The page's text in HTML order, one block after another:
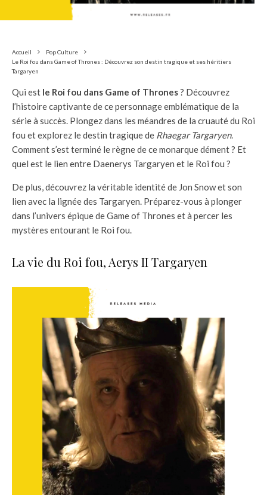
Accueil
Pop Culture
Le Roi fou dans Game of Thrones : Découvrez son destin tragique et ses héritiers
Targaryen
Qui est le Roi fou dans Game of Thrones? Découvrez
l’histoire captivante de ce personnage emblématique de la
série à succès. Plongez dans les méandres de la cruauté du Roi
fou et explorez le destin tragique de Rhaegar Targaryen.
Comment s’est terminé le règne de ce monarque dément ? Et
quel est le lien entre Daenerys Targaryen et le Roi fou ?
De plus, découvrez la véritable identité de Jon Snow et son
lien avec la lignée des Targaryen. Préparez-vous à plonger
dans l’univers épique de Game of Thrones et à percer les
mystères entourant le Roi fou.
La vie du Roi fou, Aerys II Targaryen